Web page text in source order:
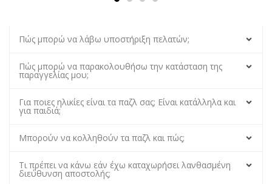
Πώς μπορώ να λάβω υποστήριξη πελατών;
Πώς μπορώ να παρακολουθήσω την κατάσταση της
παραγγελίας μου;
Για ποιες ηλικίες είναι τα παζλ σας; Είναι κατάλληλα και
για παιδιά;
Μπορούν να κολληθούν τα παζλ και πώς;
Τι πρέπει να κάνω εάν έχω καταχωρήσει λανθασμένη
διεύθυνση αποστολής;